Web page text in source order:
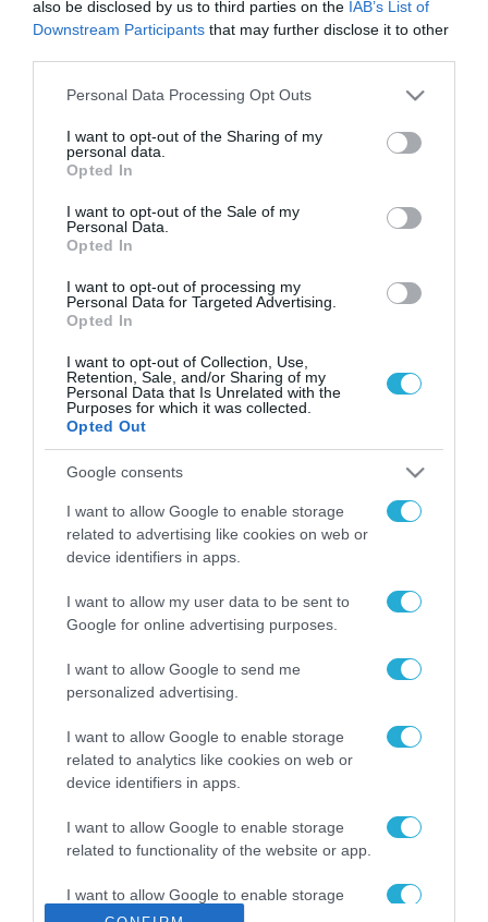
also be disclosed by us to third parties on the IAB’s List of
Downstream Participants that may further disclose it to other
Please note that this website/app uses one or more Google
not limited to your visit or usage behaviour. You may click to
grant or deny consent to Google and its third-party tags to
use your data for below specified purposes in below Google
consent section.
Personal Data Processing Opt Outs
I want to opt-out of the Sharing of my
personal data.
Opted In
I want to opt-out of the Sale of my
Personal Data.
Opted In
I want to opt-out of processing my
Personal Data for Targeted Advertising.
Opted In
I want to opt-out of Collection, Use,
Retention, Sale, and/or Sharing of my
Personal Data that Is Unrelated with the
Purposes for which it was collected.
Opted Out
Google consents
I want to allow Google to enable storage
related to advertising like cookies on web or
device identifiers in apps.
I want to allow my user data to be sent to
Google for online advertising purposes.
I want to allow Google to send me
personalized advertising.
I want to allow Google to enable storage
related to analytics like cookies on web or
device identifiers in apps.
I want to allow Google to enable storage
related to functionality of the website or app.
I want to allow Google to enable storage
related to personalization.
ΡΟΗ ΕΙΔΗΣΕΩΝ
Το χρηματοδοτούμενο
από την ΕΕ έργο “The
Gaming Police”
ενισχύει την ασφάλεια
των παιδιών στο
διαδίκτυο
31.07.2026
ΑΑΔΕ: Διευκρινίσεις
για τα πρόστιμα σε
αφορούν τους ΦΗΜ
Σ. Καλαφάτης: «Η
Τεχνητή Νοημοσύνη
δεν είναι απλώς μια
μια νέα βιομηχανική
επανάσταση»
Νέος οδηγός του ΕΚΤ
των ελληνικών